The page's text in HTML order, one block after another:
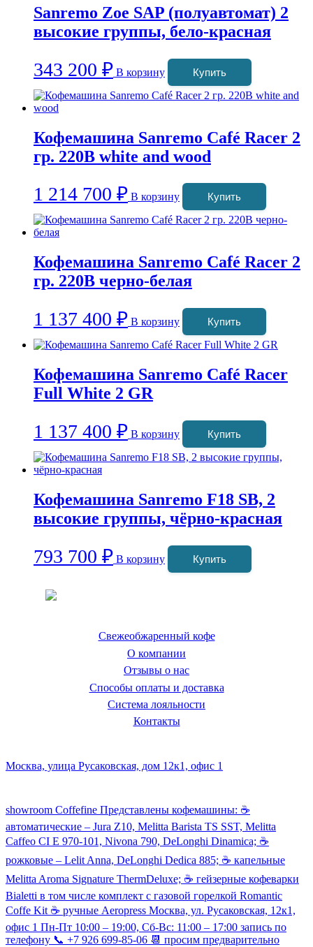
Sanremo Zoe SAP (полуавтомат) 2
высокие группы, бело-красная
343 200 ₽ В корзину Купить
Кофемашина Sanremo Café Racer 2
гр. 220В white and wood
1 214 700 ₽ В корзину Купить
Кофемашина Sanremo Café Racer 2
гр. 220В черно-белая
1 137 400 ₽ В корзину Купить
Кофемашина Sanremo Café Racer
Full White 2 GR
1 137 400 ₽ В корзину Купить
Кофемашина Sanremo F18 SB, 2
высокие группы, чёрно-красная
793 700 ₽ В корзину Купить
Свежеобжаренный кофе
О компании
Отзывы о нас
Способы оплаты и доставка
Система лояльности
Контакты
Москва, улица Русаковская, дом 12к1, офис 1
showroom Coffefine Представлены кофемашины: ☕️
автоматические – Jura Z10, Melitta Barista TS SST, Melitta
Caffeo CI Е 970-101, Nivona 790, DeLonghi Dinamica; ☕️
рожковые – Lelit Anna, DeLonghi Dedica 885; ☕️ капельные
Melitta Aroma Signature ThermDeluxe; ☕️ гейзерные кофеварки
Bialetti в том числе комплект с газовой горелкой Romantic
Coffe Kit ☕️ ручные Aeropress Москва, ул. Русаковская, 12к1,
офис 1 Пн-Пт 10:00 – 19:00, Сб-Вс: 11:00 – 17:00 запись по
телефону 📞 +7 926 699-85-06 📆 просим предварительно